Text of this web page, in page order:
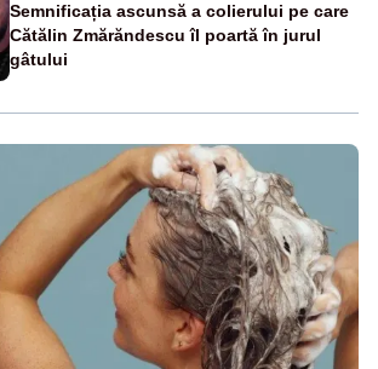
Semnificația ascunsă a colierului pe care
Cătălin Zmărăndescu îl poartă în jurul
gâtului